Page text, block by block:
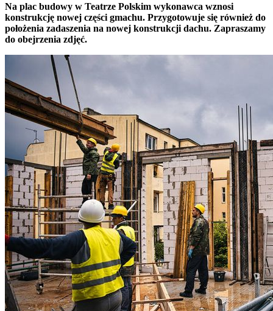
Na plac budowy w Teatrze Polskim wykonawca wznosi
konstrukcję nowej części gmachu. Przygotowuje się również do
położenia zadaszenia na nowej konstrukcji dachu. Zapraszamy
do obejrzenia zdjęć.